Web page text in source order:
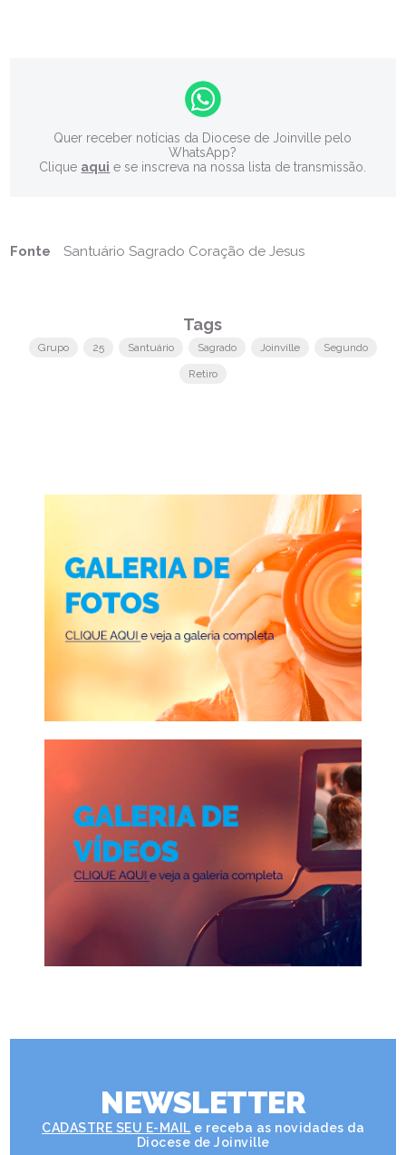
Quer receber notícias da Diocese de Joinville pelo
WhatsApp?
Clique aqui e se inscreva na nossa lista de transmissão.
Fonte Santuário Sagrado Coração de Jesus
Tags
Grupo 25 Santuário Sagrado Joinville Segundo
Retiro
NEWSLETTER
CADASTRE SEU E-MAIL e receba as novidades da
Diocese de Joinville